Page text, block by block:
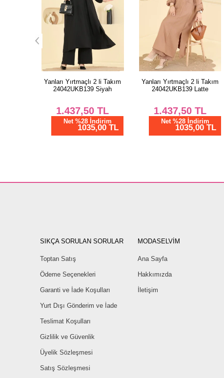
Yanları Yırtmaçlı 2 li Takım
24042UKB139 Latte
1.437,50 TL
Net %28 İndirim
1035,00 TL
Önden Düğmeli Aerobin
Takım 1973TRT545 Açık
1.337,50TL
Net %28 İndirim
963,00 TL
SIKÇA SORULAN SORULAR
Toptan Satış
Ödeme Seçenekleri
Garanti ve İade Koşulları
Yurt Dışı Gönderim ve İade
Teslimat Koşulları
Gizlilik ve Güvenlik
Üyelik Sözleşmesi
Satış Sözleşmesi
MODASELVİM
Ana Sayfa
Hakkımızda
İletişim